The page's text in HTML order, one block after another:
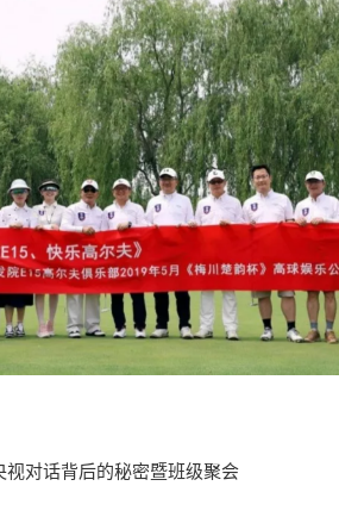
对话背后的秘密暨班级聚会